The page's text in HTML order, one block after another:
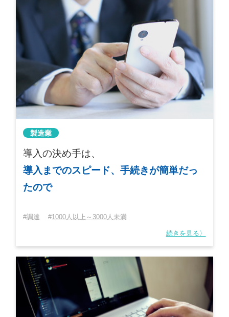
製造業
導入の決め手は、
導入までのスピード、手続きが簡単だっ
たので
調達 1000人以上～3000人未満
続きを見る〉